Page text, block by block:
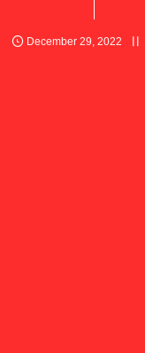
December 29, 2022